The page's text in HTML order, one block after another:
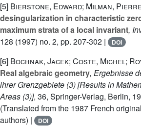
[5] Bierstone, Edward; Milman,
desingularization in characteristic
maximum strata of a local invariant,
128 (1997) no. 2, pp. 207-302 | DOI
[6] Bochnak, Jacek; Coste, Michel;
Real algebraic geometry, Ergebnisse
ihrer Grenzgebiete (3) [Results in
Areas (3)], 36, Springer-Verlag, Berlin,
(Translated from the 1987 French
authors) |
DOI